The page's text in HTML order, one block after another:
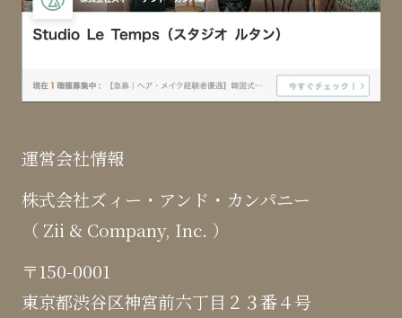
運営会社情報
株式会社ズィー・アンド・カンパニー
（ Zii & Company, Inc. ）
〒150-0001
東京都渋谷区神宮前六丁目２３番４号